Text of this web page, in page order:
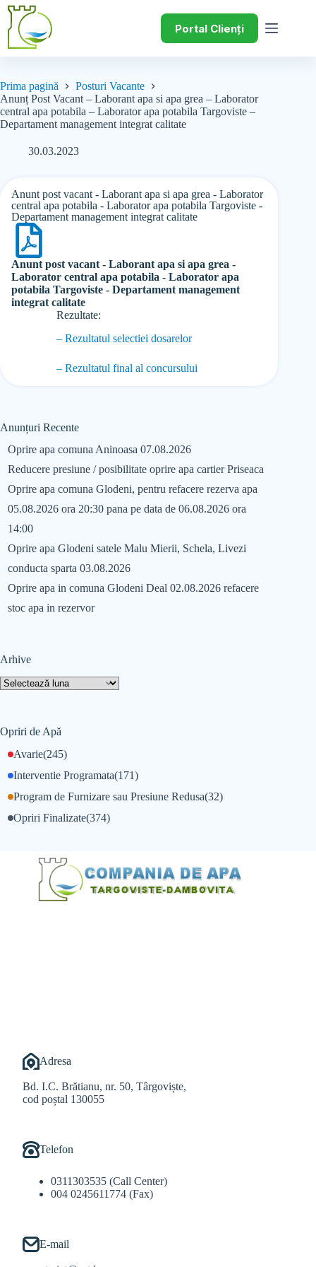
Portal Clienți
Prima pagină
Posturi Vacante
Anunț Post Vacant – Laborant apa si apa grea – Laborator
central apa potabila – Laborator apa potabila Targoviste –
Departament management integrat calitate
30.03.2023
Anunt post vacant - Laborant apa si apa grea - Laborator
central apa potabila - Laborator apa potabila Targoviste -
Departament management integrat calitate
Anunt post vacant - Laborant apa si apa grea -
Laborator central apa potabila - Laborator apa
potabila Targoviste - Departament management
integrat calitate
Rezultate:
– Rezultatul selectiei dosarelor
– Rezultatul final al concursului
Anunțuri Recente
Oprire apa comuna Aninoasa 07.08.2026
Reducere presiune / posibilitate oprire apa cartier Priseaca
Oprire apa comuna Glodeni, pentru refacere rezerva apa
05.08.2026 ora 20:30 pana pe data de 06.08.2026 ora
14:00
Oprire apa Glodeni satele Malu Mierii, Schela, Livezi
conducta sparta 03.08.2026
Oprire apa in comuna Glodeni Deal 02.08.2026 refacere
stoc apa in rezervor
Arhive
Opriri de Apă
Avarie(245)
Interventie Programata(171)
Opriri Finalizate(374)
Program de Furnizare sau Presiune Redusa(32)
Adresa
Bd. I.C. Brătianu, nr. 50, Târgoviște,
cod poștal 130055
Telefon
0311303535 (Call Center)
004 0245611774 (Fax)
E-mail